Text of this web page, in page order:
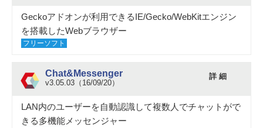
Geckoアドオンが利用できるIE/Gecko/WebKitエンジン
を搭載したWebブラウザー
フリーソフト
Chat&Messenger
v3.05.03（16/09/20）
詳 細
LAN内のユーザーを自動認識して複数人でチャットがで
きる多機能メッセンジャー